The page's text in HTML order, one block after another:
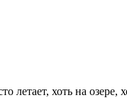
летает, хоть на